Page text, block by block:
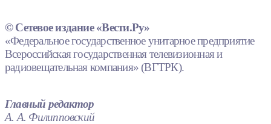
© Сетевое издание «Вести.Ру»
«Федеральное государственное унитарное предприятие
Всероссийская государственная телевизионная и
радиовещательная компания» (ВГТРК).
Главный редактор
А. А. Филипповский